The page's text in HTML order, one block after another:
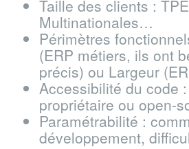
Taille des clients :
Multinationales…
Périmètres
(ERP métiers, ils ont
précis) ou Largeur
Accessibilité du code
propriétaire ou open-
Paramétrabilité :
développement,